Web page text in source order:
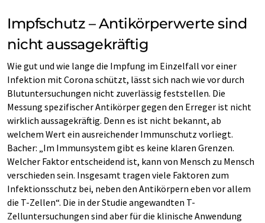
Impfschutz – Antikörperwerte sind
nicht aussagekräftig
Wie gut und wie lange die Impfung im Einzelfall vor einer
Infektion mit Corona schützt, lässt sich nach wie vor durch
Blutuntersuchungen nicht zuverlässig feststellen. Die
Messung spezifischer Antikörper gegen den Erreger ist nicht
wirklich aussagekräftig. Denn es ist nicht bekannt, ab
welchem Wert ein ausreichender Immunschutz vorliegt.
Bacher: „Im Immunsystem gibt es keine klaren Grenzen.
Welcher Faktor entscheidend ist, kann von Mensch zu Mensch
verschieden sein. Insgesamt tragen viele Faktoren zum
Infektionsschutz bei, neben den Antikörpern eben vor allem
die T-Zellen“. Die in der Studie angewandten T-
Zelluntersuchungen sind aber für die klinische Anwendung